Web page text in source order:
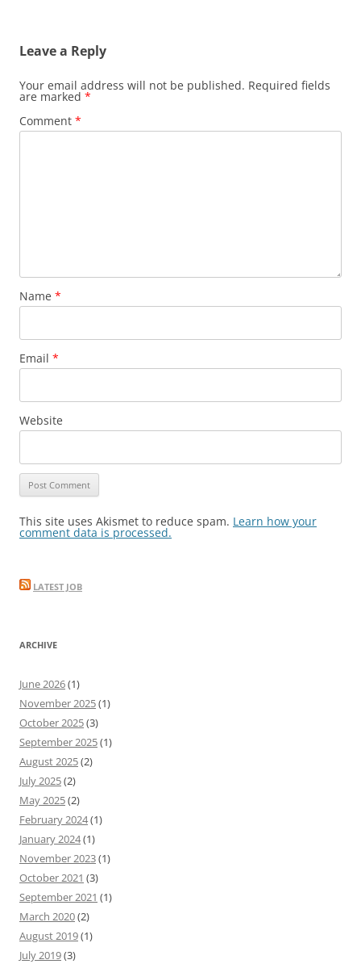
Leave a Reply
Your email address will not be published. Required fields
are marked *
Comment *
Name *
Email *
Website
This site uses Akismet to reduce spam. Learn how your
comment data is processed.
LATEST JOB
ARCHIVE
June 2026(1)
November 2025(1)
October 2025(3)
September 2025(1)
August 2025(2)
July 2025(2)
May 2025(2)
February 2024(1)
January 2024(1)
November 2023(1)
October 2021 (3)
September 2021 (1)
March 2020(2)
August 2019(1)
July 2019(3)